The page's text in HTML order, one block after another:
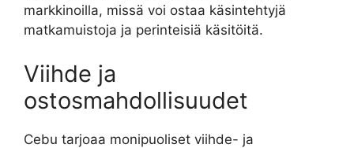
markkinoilla, missä voi ostaa käsintehtyjä
matkamuistoja ja perinteisiä käsitöitä.
Viihde ja
ostosmahdollisuudet
Cebu tarjoaa monipuoliset viihde- ja